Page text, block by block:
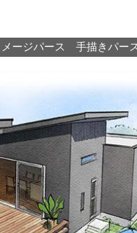
ージパース 手描きパー